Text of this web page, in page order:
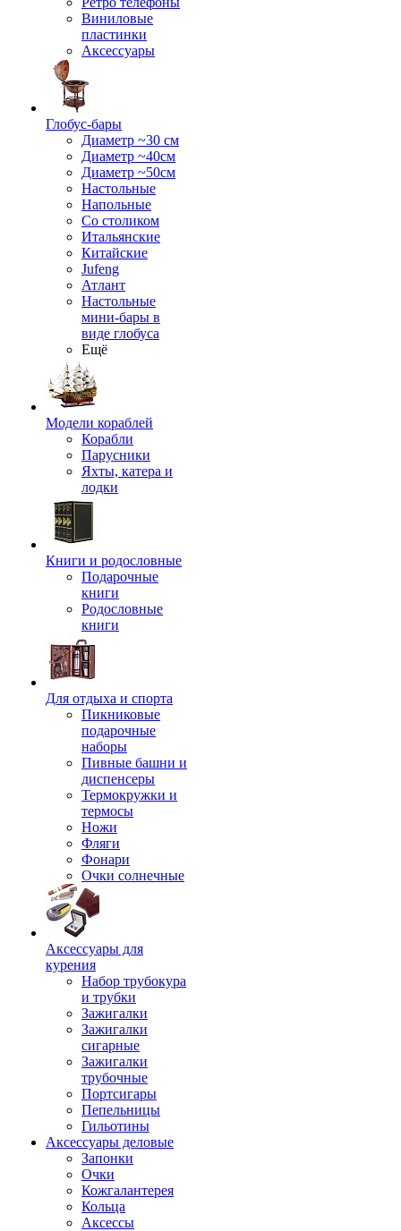
Виниловые
пластинки
Аксессуары
Глобус-бары
Диаметр ~30 см
Диаметр ~40см
Диаметр ~50см
Настольные
Напольные
Со столиком
Итальянские
Китайские
Jufeng
Атлант
Настольные
мини-бары в
виде глобуса
Ещё
Модели кораблей
Корабли
Парусники
Яхты, катера и
лодки
Книги и родословные
Подарочные
книги
Родословные
книги
Для отдыха и спорта
Пикниковые
подарочные
наборы
Пивные башни и
диспенсеры
Термокружки и
термосы
Ножи
Фляги
Фонари
Очки солнечные
Аксессуары для
курения
Набор трубокура
и трубки
Зажигалки
Зажигалки
сигарные
Зажигалки
трубочные
Портсигары
Пепельницы
Гильотины
Аксессуары деловые
Запонки
Очки
Кожгалантерея
Кольца
Аксессы